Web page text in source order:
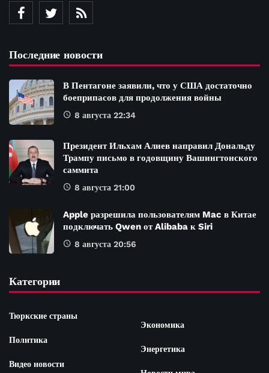
Последние новости
В Пентагоне заявили, что у США достаточно
боеприпасов для продолжения войны
8 августа 22:34
Президент Ильхам Алиев направил Дональду
Трампу письмо в годовщину Вашингтонского
саммита
8 августа 21:00
Apple разрешила пользователям Mac в Китае
подключать Qwen от Alibaba к Siri
8 августа 20:56
Категории
Тюркские страны
Политика
Видео новости
Экономика
Энергетика